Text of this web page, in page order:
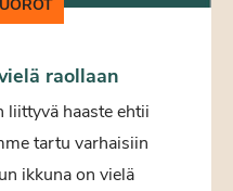
raollaan
liittyvä haaste ehtii
tartu varhaisiin
ikkuna on vielä